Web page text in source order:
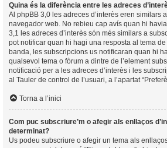
Quina és la diferència entre les adreces
Al phpBB 3,0 les adreces d’interès eren similars
navegador web. No rebieu cap avís quan hi
3,1 les adreces d’interès són més similars a
pot notificar quan hi hagi una resposta al tema de
banda, les subscripcions us notificaran quan hi
qualsevol tema o fòrum a dintre de l’element
notificació per a les adreces d’interès i les
al Tauler de control de l’usuari, a l’apartat
Torna a l’inici
Com puc subscriure’m o afegir als enllaços
determinat?
Us podeu subscriure o afegir un tema als